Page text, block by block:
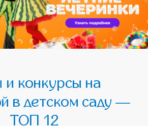
и конкурсы на
в детском саду —
ТОП 12